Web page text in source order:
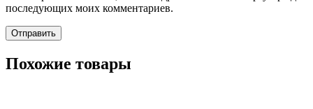
последующих моих комментариев.
Похожие товары